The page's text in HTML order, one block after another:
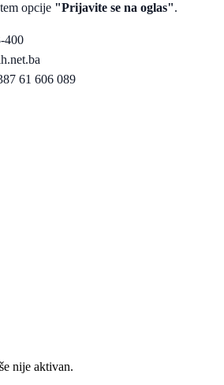
opcije "Prijavite se na oglas".
400
61 606 089
nije aktivan.